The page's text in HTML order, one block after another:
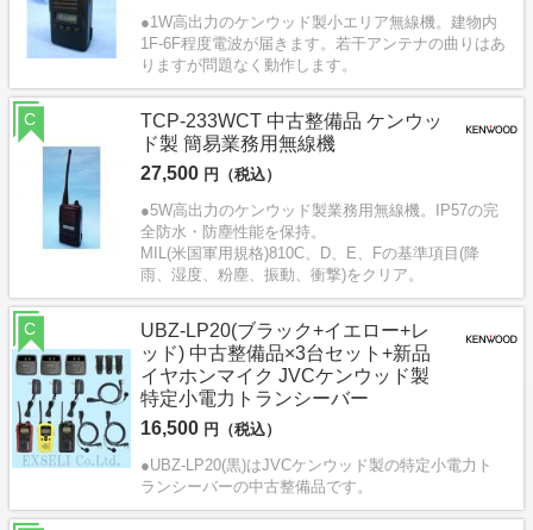
●1W高出力のケンウッド製小エリア無線機。建物内
1F-6F程度電波が届きます。若干アンテナの曲りはあ
りますが問題なく動作します。
TCP-233WCT 中古整備品 ケンウッ
ド製 簡易業務用無線機
27,500 円（税込）
●5W高出力のケンウッド製業務用無線機。IP57の完
全防水・防塵性能を保持。
MIL(米国軍用規格)810C、D、E、Fの基準項目(降
雨、湿度、粉塵、振動、衝撃)をクリア。
C
UBZ-LP20(ブラック+イエロー+レ
ッド) 中古整備品×3台セット+新品
イヤホンマイク JVCケンウッド製
特定小電力トランシーバー
16,500 円（税込）
●UBZ-LP20(黒)はJVCケンウッド製の特定小電力ト
ランシーバーの中古整備品です。
C